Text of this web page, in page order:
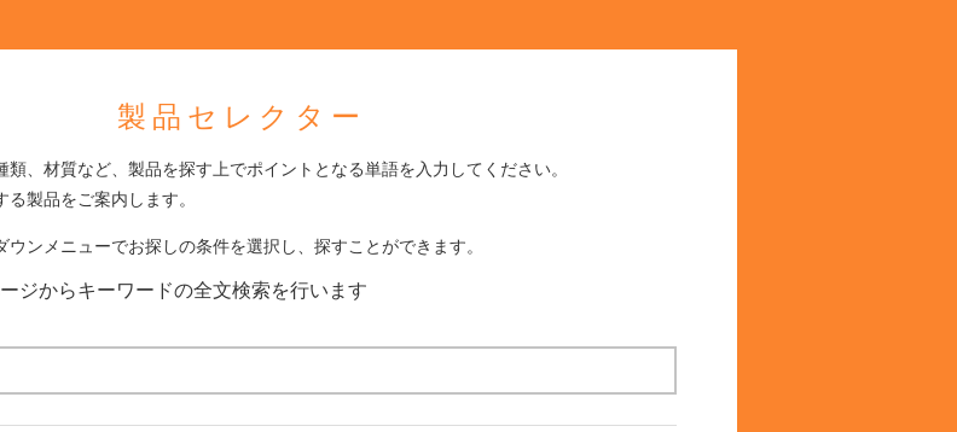
製品セレクター
類、材質など、製品を探す上でポイントとなる単語を入力してください。
製品をご案内します。
ンメニューでお探しの条件を選択し、探すことができます。
ジからキーワードの全文検索を行います